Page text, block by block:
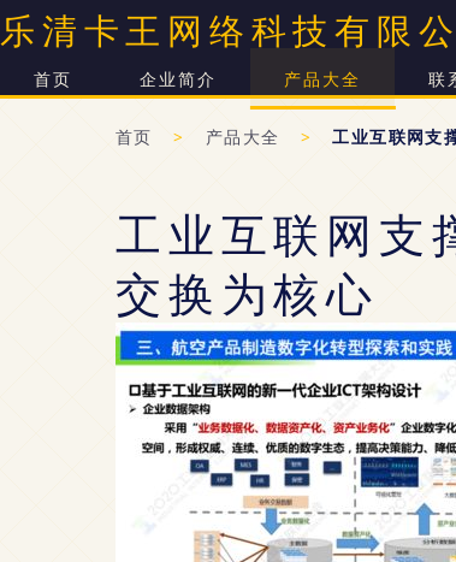
乐清卡王网络科技有限
首页 企业简介 产品大全 联
首页 > 产品大全 > 工业互联网支
工业互联网支
交换为核心